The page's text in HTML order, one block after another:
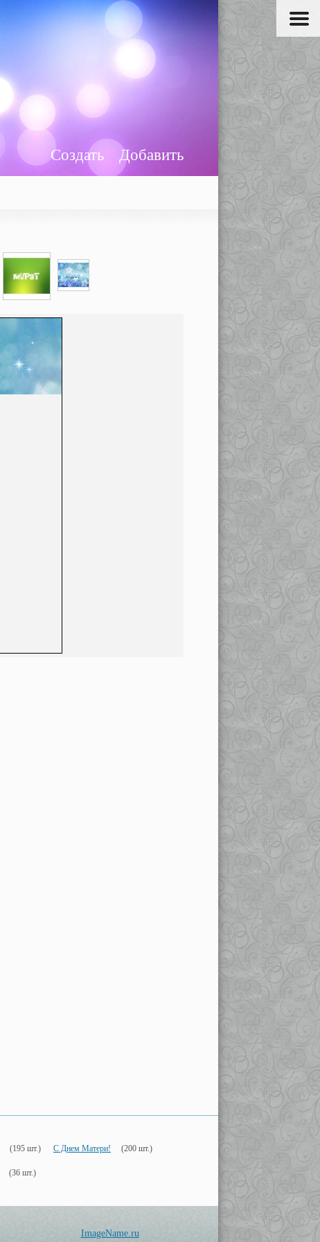
Добавить
Создать
(195 шт.) С Днем Матери! (200 шт.)
(36 шт.)
ImageName.ru